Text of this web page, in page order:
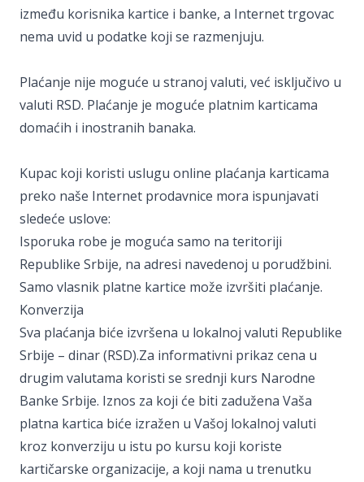
između korisnika kartice i banke, a Internet trgovac
nema uvid u podatke koji se razmenjuju.
Plaćanje nije moguće u stranoj valuti, već isključivo u
valuti RSD. Plaćanje je moguće platnim karticama
domaćih i inostranih banaka.
Kupac koji koristi uslugu online plaćanja karticama
preko naše Internet prodavnice mora ispunjavati
sledeće uslove:
Isporuka robe je moguća samo na teritoriji
Republike Srbije, na adresi navedenoj u porudžbini.
Samo vlasnik platne kartice može izvršiti plaćanje.
Konverzija
Sva plaćanja biće izvršena u lokalnoj valuti Republike
Srbije – dinar (RSD).Za informativni prikaz cena u
drugim valutama koristi se srednji kurs Narodne
Banke Srbije. Iznos za koji će biti zadužena Vaša
platna kartica biće izražen u Vašoj lokalnoj valuti
kroz konverziju u istu po kursu koji koriste
kartičarske organizacije, a koji nama u trenutku